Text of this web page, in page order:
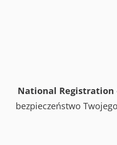
National Registration
bezpieczeństwo